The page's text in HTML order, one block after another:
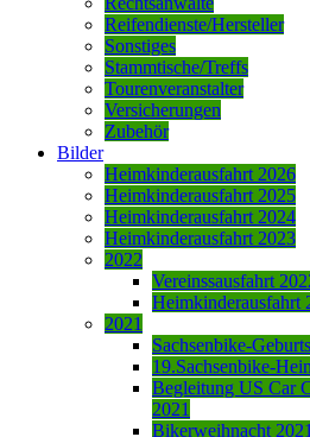
Reifendienste/Hersteller
Sonstiges
Stammtische/Treffs
Tourenveranstalter
Versicherungen
Zubehör
Bilder
Heimkinderausfahrt 2026
Heimkinderausfahrt 2025
Heimkinderausfahrt 2024
Heimkinderausfahrt 2023
2022
Vereinssausfahrt
Heimkinderausfahrt
2021
Sachsenbike-
19.Sachsenbike-
Begleitung US Car
2021
Bikerweihnacht 2021